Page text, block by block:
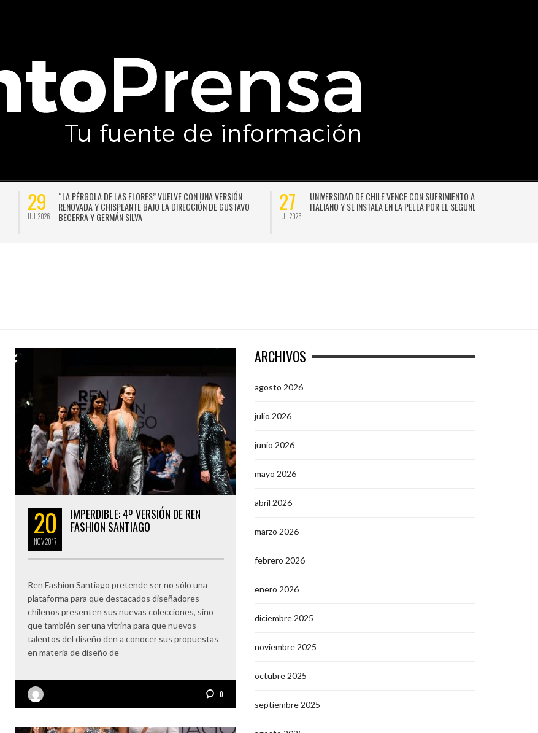
29
JUL 2026
“LA PÉRGOLA DE LAS FLORES” VUELVE CON UNA VERSIÓN
RENOVADA Y CHISPEANTE BAJO LA DIRECCIÓN DE GUSTAVO
BECERRA Y GERMÁN SILVA
27
JUL 2026
UNIVERSIDAD DE CHILE VENCE CON SUFRIMIENTO A AUDAX
ITALIANO Y SE INSTALA EN LA PELEA POR EL SEGUNDO LUGAR
20
NOV2017
IMPERDIBLE: 4º VERSIÓN DE REN
FASHION SANTIAGO
Ren Fashion Santiago pretende ser no sólo una
plataforma para que destacados diseñadores
chilenos presenten sus nuevas colecciones, sino
que también ser una vitrina para que nuevos
talentos del diseño den a conocer sus propuestas
en materia de diseño de
0
ARCHIVOS
agosto 2026
julio 2026
junio 2026
mayo 2026
abril 2026
marzo 2026
febrero 2026
enero 2026
diciembre 2025
noviembre 2025
octubre 2025
septiembre 2025